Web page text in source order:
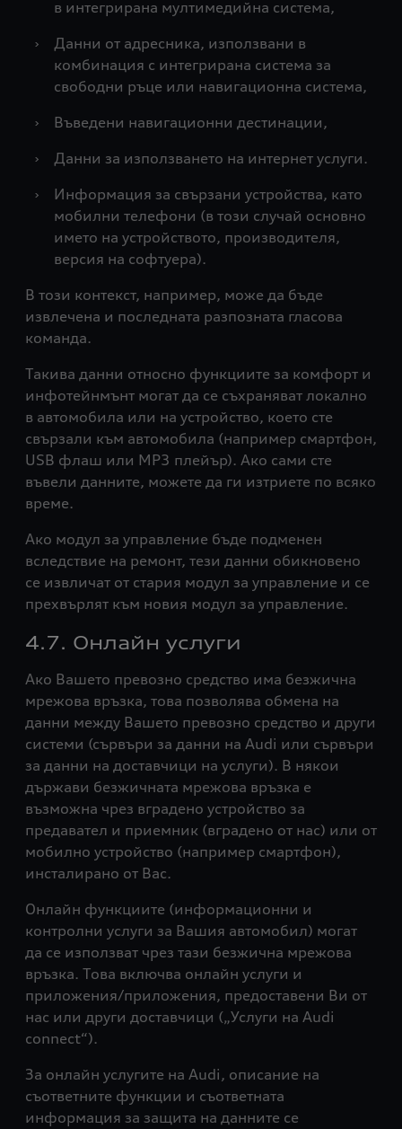
в интегрирана мултимедийна система,
›
Данни от адресника, използвани в
комбинация с интегрирана система за
свободни ръце или навигационна система,
›
Въведени навигационни дестинации,
›
Данни за използването на интернет услуги.
›
Информация за свързани устройства, като
мобилни телефони (в този случай основно
името на устройството, производителя,
версия на софтуера).
В този контекст, например, може да бъде
извлечена и последната разпозната гласова
команда.
Такива данни относно функциите за комфорт и
инфотейнмънт могат да се съхраняват локално
в автомобила или на устройство, което сте
свързали към автомобила (например смартфон,
USB флаш или MP3 плейър). Ако сами сте
въвели данните, можете да ги изтриете по всяко
време.
Ако модул за управление бъде подменен
вследствие на ремонт, тези данни обикновено
се извличат от стария модул за управление и се
прехвърлят към новия модул за управление.
4.7. Онлайн услуги
Ако Вашето превозно средство има безжична
мрежова връзка, това позволява обмена на
данни между Вашето превозно средство и други
системи (сървъри за данни на Audi или сървъри
за данни на доставчици на услуги). В някои
държави безжичната мрежова връзка е
възможна чрез вградено устройство за
предавател и приемник (вградено от нас) или от
мобилно устройство (например смартфон),
инсталирано от Вас.
Онлайн функциите (информационни и
контролни услуги за Вашия автомобил) могат
да се използват чрез тази безжична мрежова
връзка. Това включва онлайн услуги и
приложения/приложения, предоставени Ви от
нас или други доставчици („Услуги на Audi
connect“).
За онлайн услугите на Audi, описание на
съответните функции и съответната
информация за защита на данните се